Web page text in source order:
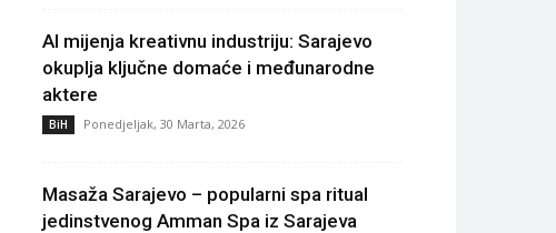
AI mijenja kreativnu industriju: Sarajevo
okuplja ključne domaće i međunarodne
aktere
BiH Ponedjeljak, 30 Marta, 2026
Masaža Sarajevo – popularni spa ritual
jedinstvenog Amman Spa iz Sarajeva